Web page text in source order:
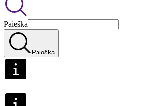
Paieška
Paieška